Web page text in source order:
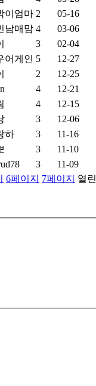
이엄마 2
05-16
남매맘 4
03-06
3
02-04
어게인 5
12-27
2
12-25
4
12-21
4
12-15
3
12-06
하 3
11-16
3
11-10
3
11-09
6페이지 7페이지 열린